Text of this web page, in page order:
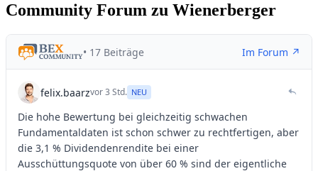
Community Forum zu Wienerberger